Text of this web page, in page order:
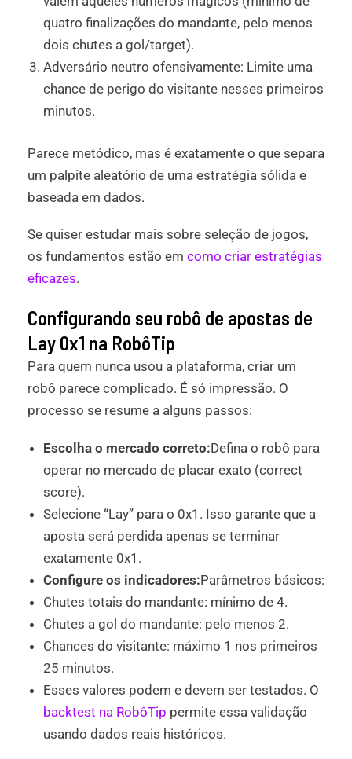
quatro finalizações do mandante, pelo menos
dois chutes a gol/target).
Adversário neutro ofensivamente: Limite uma
chance de perigo do visitante nesses primeiros
minutos.
Parece metódico, mas é exatamente o que separa
um palpite aleatório de uma estratégia sólida e
baseada em dados.
Se quiser estudar mais sobre seleção de jogos,
os fundamentos estão em como criar estratégias
eficazes.
Configurando seu robô de apostas de
Lay 0x1 na RobôTip
Para quem nunca usou a plataforma, criar um
robô parece complicado. É só impressão. O
processo se resume a alguns passos:
Escolha o mercado correto:Defina o robô para
operar no mercado de placar exato (correct
score).
Selecione “Lay” para o 0x1. Isso garante que a
aposta será perdida apenas se terminar
exatamente 0x1.
Configure os indicadores:Parâmetros básicos:
Chutes totais do mandante: mínimo de 4.
Chutes a gol do mandante: pelo menos 2.
Chances do visitante: máximo 1 nos primeiros
25 minutos.
Esses valores podem e devem ser testados. O
backtest na RobôTip permite essa validação
usando dados reais históricos.